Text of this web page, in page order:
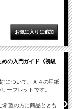
めの入門ガイド《初級
”について、Ａ４の用紙
ーフレットです。
希望の方に商品ととも